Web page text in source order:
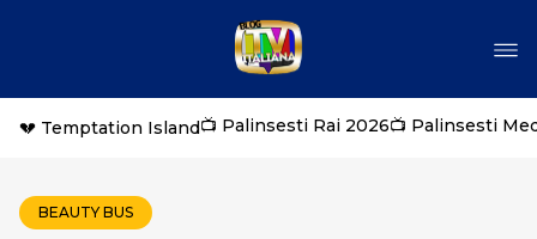
💔 Temptation Island📺 Palinsesti Rai 2026📺 Palinsesti
BEAUTY BUS